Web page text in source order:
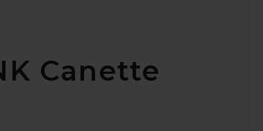
Canette